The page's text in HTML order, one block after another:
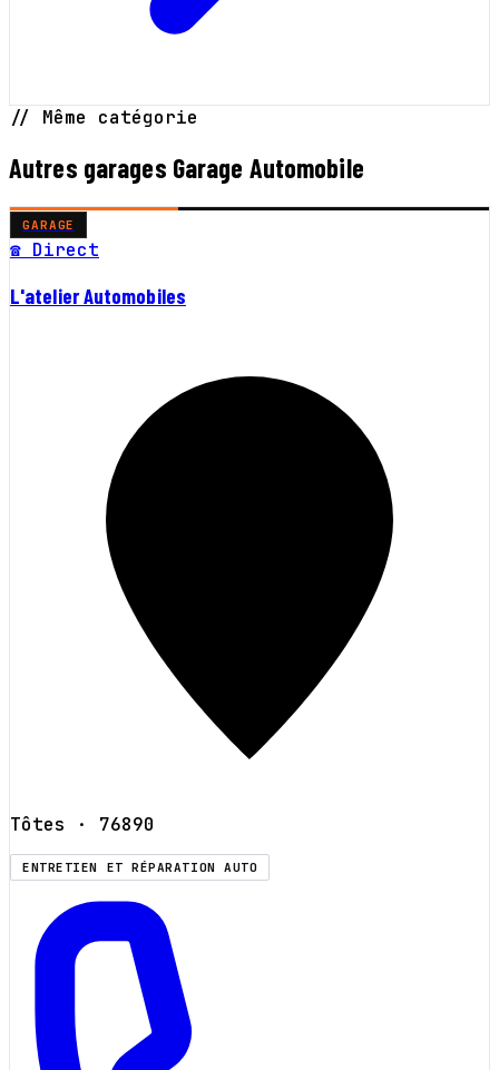
// Même catégorie
Autres garages Garage Automobile
GARAGE
☎ Direct
L'atelier Automobiles
Tôtes · 76890
ENTRETIEN ET RÉPARATION AUTO